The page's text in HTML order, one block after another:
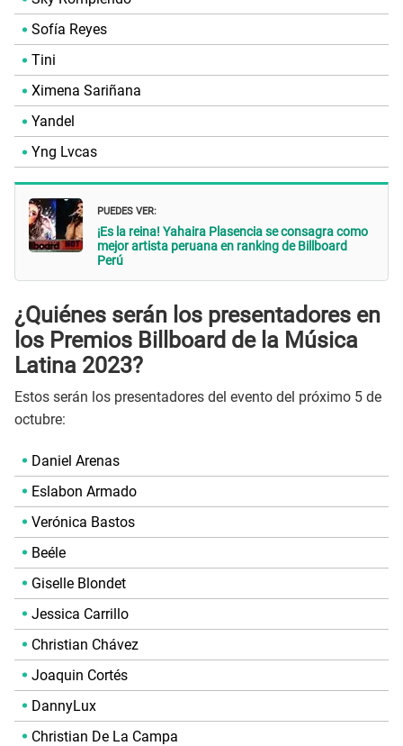
Sofía Reyes
Tini
Ximena Sariñana
Yandel
Yng Lvcas
PUEDES VER:
¡Es la reina! Yahaira Plasencia se consagra como
mejor artista peruana en ranking de Billboard
Perú
¿Quiénes serán los presentadores en
los Premios Billboard de la Música
Latina 2023?
Estos serán los presentadores del evento del próximo 5 de
octubre:
Daniel Arenas
Eslabon Armado
Verónica Bastos
Beéle
Giselle Blondet
Jessica Carrillo
Christian Chávez
Joaquin Cortés
DannyLux
Christian De La Campa